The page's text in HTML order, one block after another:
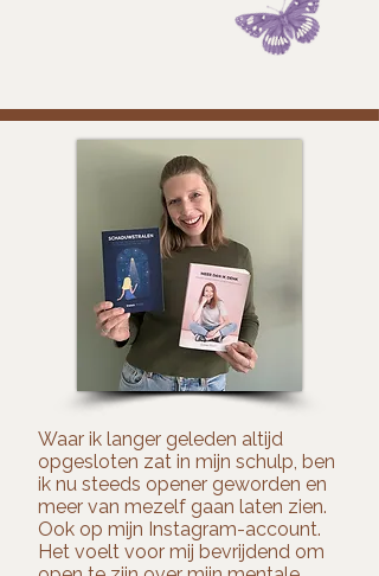
Waar ik langer geleden altijd
opgesloten zat in mijn schulp, ben
ik nu steeds opener geworden en
meer van mezelf gaan laten zien.
Ook op mijn Instagram-account.
Het voelt voor mij bevrijdend om